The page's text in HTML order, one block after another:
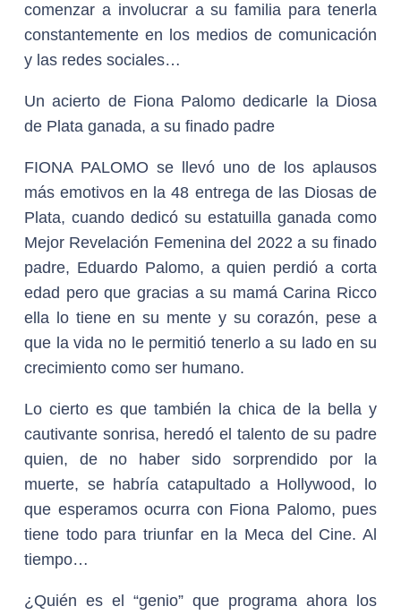
comenzar a involucrar a su familia para tenerla
constantemente en los medios de comunicación
y las redes sociales…
Un acierto de Fiona Palomo dedicarle la Diosa
de Plata ganada, a su finado padre
FIONA PALOMO se llevó uno de los aplausos
más emotivos en la 48 entrega de las Diosas de
Plata, cuando dedicó su estatuilla ganada como
Mejor Revelación Femenina del 2022 a su finado
padre, Eduardo Palomo, a quien perdió a corta
edad pero que gracias a su mamá Carina Ricco
ella lo tiene en su mente y su corazón, pese a
que la vida no le permitió tenerlo a su lado en su
crecimiento como ser humano.
Lo cierto es que también la chica de la bella y
cautivante sonrisa, heredó el talento de su padre
quien, de no haber sido sorprendido por la
muerte, se habría catapultado a Hollywood, lo
que esperamos ocurra con Fiona Palomo, pues
tiene todo para triunfar en la Meca del Cine. Al
tiempo…
¿Quién es el “genio” que programa ahora los